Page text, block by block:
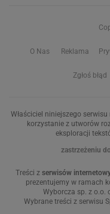
O Nas Reklama
Zgłoś błąd
Właściciel niniejszego
korzystanie z utworów
eksploracji
zastrzeżeniu
Treści z serwisów
prezentujemy w ramach
Wyborcza sp. z o.o.
Wybrane treści z serwisu